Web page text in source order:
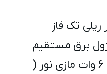
تک فاز
برق مستقیم
ارتفاع 30 سانتی متری 6 وات مازی نور (